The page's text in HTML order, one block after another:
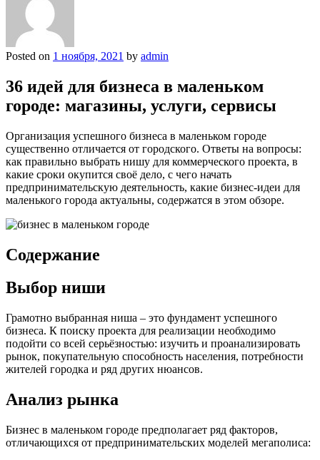
Posted on 1 ноября, 2021 by admin
36 идей для бизнеса в маленьком
городе: магазины, услуги, сервисы
Организация успешного бизнеса в маленьком городе
существенно отличается от городского. Ответы на вопросы:
как правильно выбрать нишу для коммерческого проекта, в
какие сроки окупится своё дело, с чего начать
предпринимательскую деятельность, какие бизнес-идеи для
маленького города актуальны, содержатся в этом обзоре.
Содержание
Выбор ниши
Грамотно выбранная ниша – это фундамент успешного
бизнеса. К поиску проекта для реализации необходимо
подойти со всей серьёзностью: изучить и проанализировать
рынок, покупательную способность населения, потребности
жителей городка и ряд других нюансов.
Анализ рынка
Бизнес в маленьком городе предполагает ряд факторов,
отличающихся от предпринимательских моделей мегаполиса: